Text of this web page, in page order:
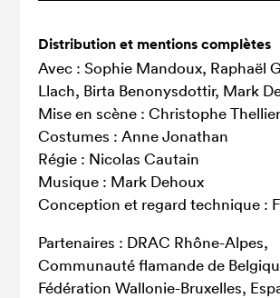
Distribution et mentions complètes
Avec : Sophie Mandoux, Raphaël
Llach, Birta Benonysdottir, Mark
Mise en scène : Christophe Thellier
Costumes : Anne Jonathan
Régie : Nicolas Cautain
Musique : Mark Dehoux
Conception et regard technique :
Partenaires : DRAC Rhône-Alpes,
Communauté flamande de
Fédération Wallonie-Bruxelles,